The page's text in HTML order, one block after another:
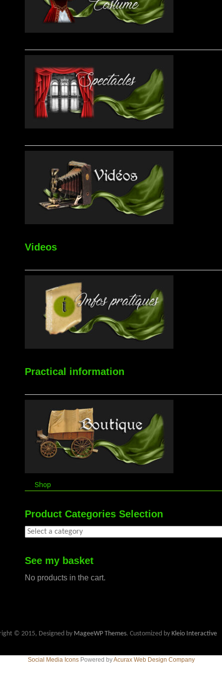
Videos
Practical information
Shop
Product Categories Selection
See my basket
No products in the cart.
© 2015, Designed by MageeWP Themes. Customized by Kleio Interactive
Social Media IconsPowered byAcurax Web Design Company